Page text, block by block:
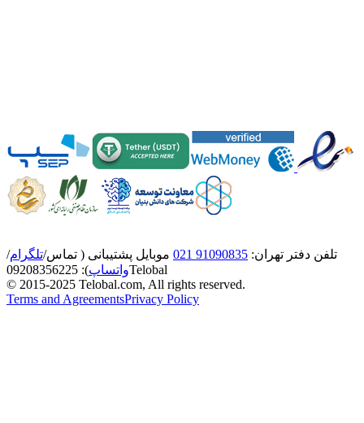
تلفن دفتر تهران: 91090835 021 موبایل پشتیبانی ( تماس/تلگرام/
واتساپ):
09208356225
Telobal
© 2015-2025 Telobal.com, All rights reserved.
Terms and AgreementsPrivacy Policy